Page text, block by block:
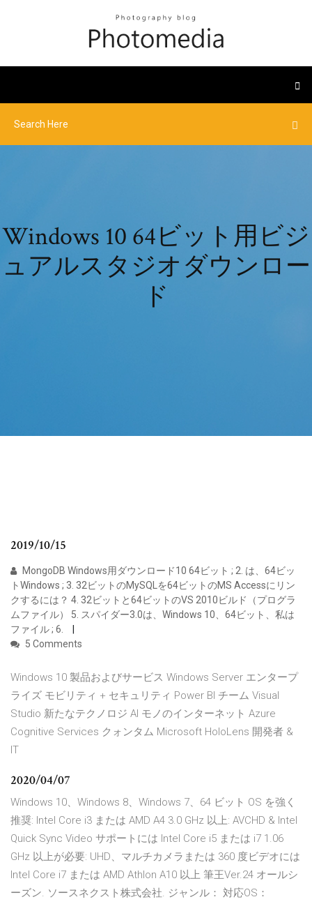
Windows 10 64ビット用ビジ
ュアルスタジオダウンロー
ド
2019/10/15
MongoDB Windows用ダウンロード10 64ビット ; 2. は、64ビッ
トWindows ; 3. 32ビットのMySQLを64ビットのMS Accessにリン
クするには？ 4. 32ビットと64ビットのVS 2010ビルド（プログラ
ムファイル） 5. スパイダー3.0は、Windows 10、64ビット、私は
ファイル ; 6.
5 Comments
Windows 10 製品およびサービス Windows Server エンタープ
ライズ モビリティ + セキュリティ Power BI チーム Visual
Studio 新たなテクノロジ AI モノのインターネット Azure
Cognitive Services クォンタム Microsoft HoloLens 開発者 &
IT
2020/04/07
Windows 10、Windows 8、Windows 7、64 ビット OS を強く
推奨: Intel Core i3 または AMD A4 3.0 GHz 以上: AVCHD & Intel
Quick Sync Video サポートには Intel Core i5 または i7 1.06
GHz 以上が必要: UHD、マルチカメラまたは 360 度ビデオには
Intel Core i7 または AMD Athlon A10 以上 筆王Ver.24 オールシ
ーズン. ソースネクスト株式会社. ジャンル： 対応OS：